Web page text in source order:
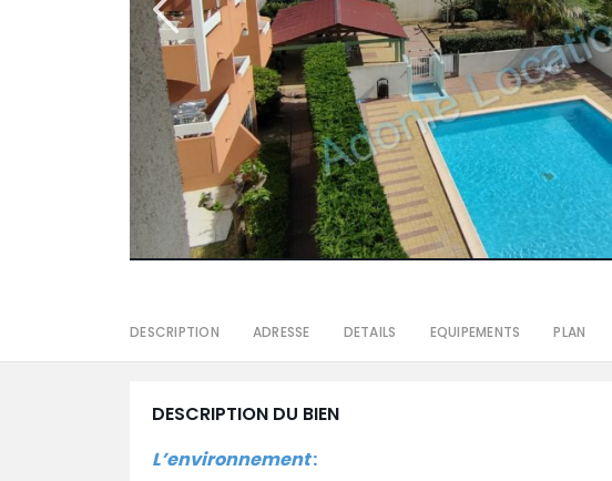
DESCRIPTION ADRESSE DETAILS EQUIPEMENTS PLAN
DESCRIPTION DU BIEN
L’environnement: